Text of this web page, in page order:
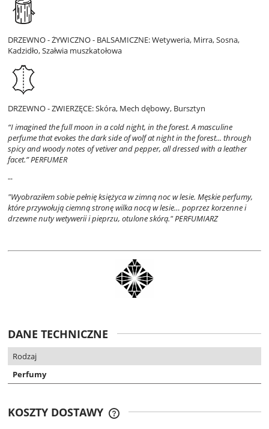
DRZEWNO - ŻYWICZNO - BALSAMICZNE: Wetyweria, Mirra, Sosna,
Kadzidło, Szałwia muszkatołowa
DRZEWNO - ZWIERZĘCE: Skóra, Mech dębowy, Bursztyn
“I imagined the full moon in a cold night, in the forest. A masculine
perfume that evokes the dark side of wolf at night in the forest... through
spicy and woody notes of vetiver and pepper, all dressed with a leather
facet.”PERFUMER
--
"Wyobraziłem sobie pełnię księżyca w zimną noc w lesie. Męskie perfumy,
które przywołują ciemną stronę wilka nocą w lesie… poprzez korzenne i
drzewne nuty wetywerii i pieprzu, otulone skórą."PERFUMIARZ
DANE TECHNICZNE
Rodzaj
Perfumy
KOSZTY DOSTAWY